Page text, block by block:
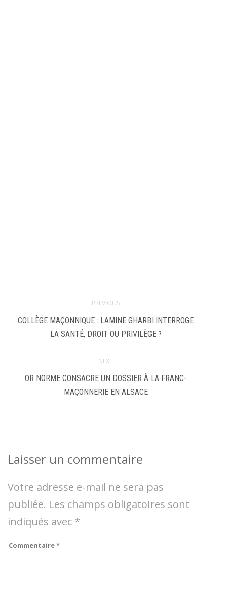
PREVIOUS
COLLÈGE MAÇONNIQUE : LAMINE GHARBI INTERROGE
LA SANTÉ, DROIT OU PRIVILÈGE ?
NEXT
OR NORME CONSACRE UN DOSSIER À LA FRANC-
MAÇONNERIE EN ALSACE
Laisser un commentaire
Votre adresse e-mail ne sera pas
publiée. Les champs obligatoires sont
indiqués avec *
Commentaire*